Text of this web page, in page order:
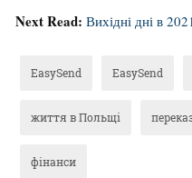
Next Read: Вихідні дні в
EasySend EasySend
життя в Польщі
фінанси